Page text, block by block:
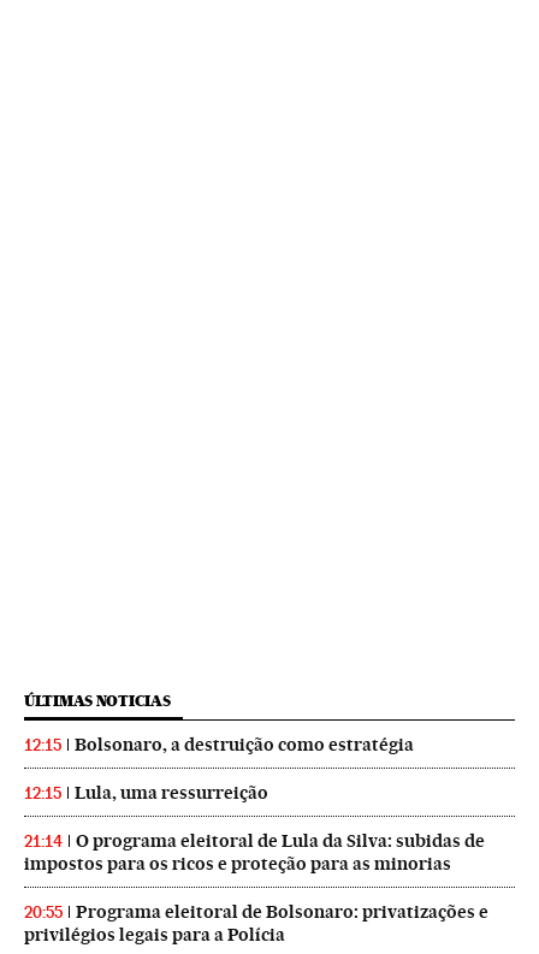
ÚLTIMAS NOTICIAS
12:15 Bolsonaro, a destruição como estratégia
12:15 Lula, uma ressurreição
21:14
O programa eleitoral de Lula da Silva: subidas de
impostos para os ricos e proteção para as minorias
20:55
Programa eleitoral de Bolsonaro: privatizações e
privilégios legais para a Polícia